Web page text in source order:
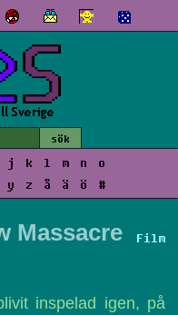
j k l m n
o
y z å ä ö #
Film
Massacre
inspelad igen, på